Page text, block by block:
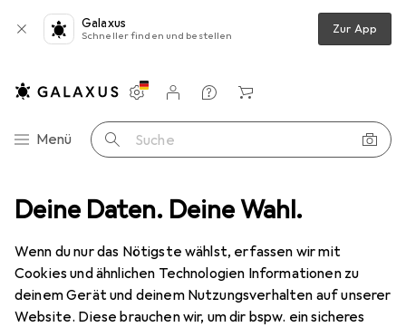
Deine Daten. Deine Wahl.
Wenn du nur das Nötigste wählst, erfassen wir mit
Cookies und ähnlichen Technologien Informationen zu
deinem Gerät und deinem Nutzungsverhalten auf unserer
Website. Diese brauchen wir, um dir bspw. ein sicheres
Galaxus
Schneller finden und bestellen Zur App
Navigation nach Kategorien
Menü Suche
Einstellungen
Kundenkonto
Vergleichslisten
Merklisten
Warenkorb
Pale Blue AA USB-C Produktbewertungen Gut für die Umwelt
EUR
26,66 EUR 1Stk.
Pale BlueAA USB-C
4 Stk., AA, 1700 mAh